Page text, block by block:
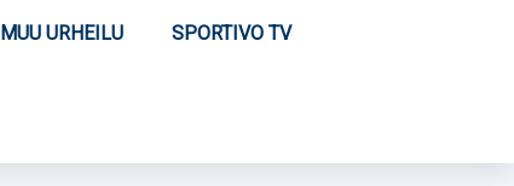
MUU URHEILU SPORTIVO TV